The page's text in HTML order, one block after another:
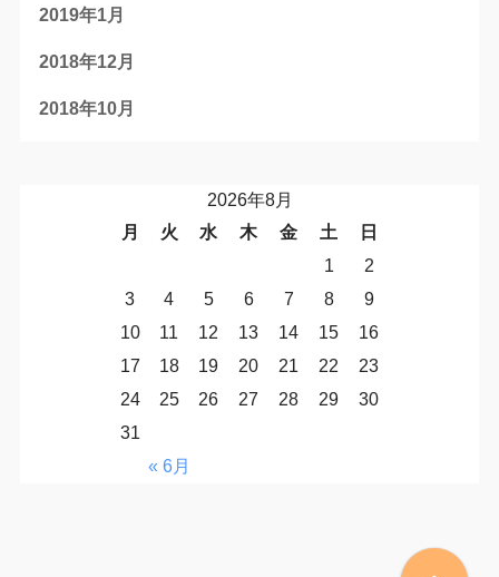
2019年1月
2018年12月
2018年10月
2026年8月
月
火 水 木 金 土 日
« 6月
1
2
3
4 5 6 7 8
9
10
11 12 13 14 15
16
17
18 19 20 21 22
23
24
25 26 27 28 29
30
31